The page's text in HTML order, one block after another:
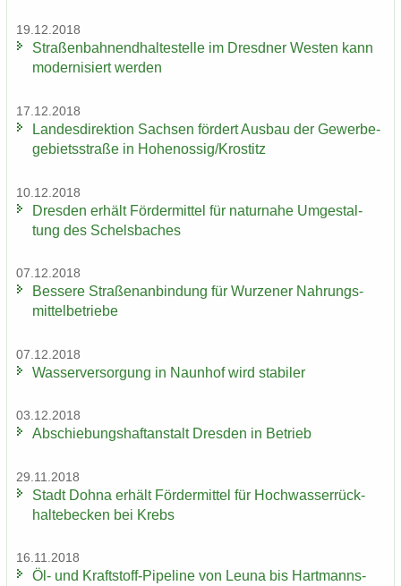
19.12.2018
Stra­ßen­bah­nend­hal­te­stel­le im Dresd­ner Wes­ten kann
mo­der­ni­siert wer­den
17.12.2018
Lan­des­di­rek­ti­on Sach­sen för­dert Aus­bau der Ge­wer­be­
ge­biets­stra­ße in Ho­he­nos­sig/Krostitz
10.12.2018
Dres­den er­hält För­der­mit­tel für na­tur­na­he Um­ge­stal­
tung des Schels­ba­ches
07.12.2018
Bes­se­re Stra­ßen­an­bin­dung für Wur­ze­ner Nah­rungs­
mit­tel­be­trie­be
07.12.2018
Was­ser­ver­sor­gung in Naun­hof wird sta­bi­ler
03.12.2018
Ab­schie­bungs­haft­an­stalt Dres­den in Be­trieb
29.11.2018
Stadt Dohna er­hält För­der­mit­tel für Hoch­was­ser­rück­
hal­te­be­cken bei Krebs
16.11.2018
Öl- und Kraftstoff-​Pipeline von Leuna bis Hart­manns­